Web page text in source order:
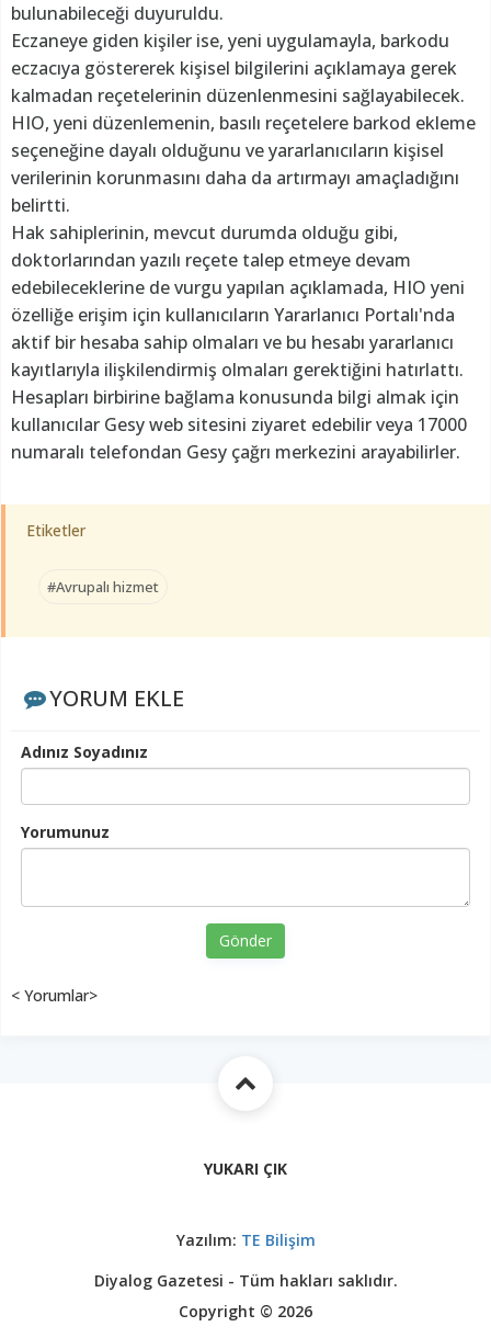
bulunabileceği duyuruldu.
Eczaneye giden kişiler ise, yeni uygulamayla, barkodu
eczacıya göstererek kişisel bilgilerini açıklamaya gerek
kalmadan reçetelerinin düzenlenmesini sağlayabilecek.
HIO, yeni düzenlemenin, basılı reçetelere barkod ekleme
seçeneğine dayalı olduğunu ve yararlanıcıların kişisel
verilerinin korunmasını daha da artırmayı amaçladığını
belirtti.
Hak sahiplerinin, mevcut durumda olduğu gibi,
doktorlarından yazılı reçete talep etmeye devam
edebileceklerine de vurgu yapılan açıklamada, HIO yeni
özelliğe erişim için kullanıcıların Yararlanıcı Portalı'nda
aktif bir hesaba sahip olmaları ve bu hesabı yararlanıcı
kayıtlarıyla ilişkilendirmiş olmaları gerektiğini hatırlattı.
Hesapları birbirine bağlama konusunda bilgi almak için
kullanıcılar Gesy web sitesini ziyaret edebilir veya 17000
numaralı telefondan Gesy çağrı merkezini arayabilirler.
Etiketler
#Avrupalı hizmet
YORUM EKLE
Adınız Soyadınız
Yorumunuz
Gönder
< Yorumlar>
YUKARI ÇIK
Yazılım: TE Bilişim
Diyalog Gazetesi - Tüm hakları saklıdır.
Copyright © 2026